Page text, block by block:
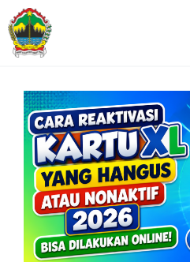
Langsung
ke